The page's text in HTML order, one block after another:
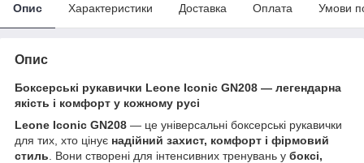
Опис Характеристики Доставка Оплата Умови
Опис
Боксерські рукавички Leone Iconic GN208 — легендарна
якість і комфорт у кожному русі
Leone Iconic GN208 — це універсальні боксерські рукавички
для тих, хто цінує надійний захист, комфорт і фірмовий
стиль . Вони створені для інтенсивних тренувань у боксі,